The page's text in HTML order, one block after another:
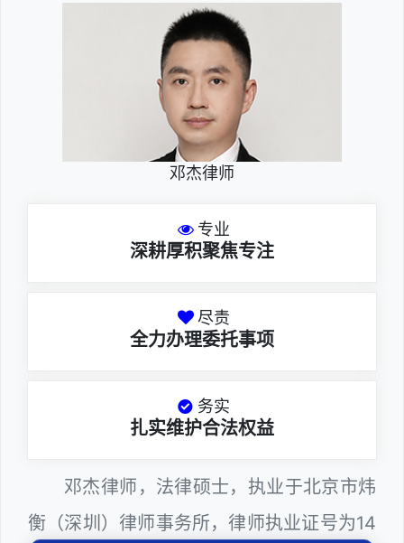
邓杰律师
专业
深耕厚积聚焦专注
尽责
全力办理委托事项
务实
扎实维护合法权益
邓杰律师，法律硕士，执业于北京市炜
衡（深圳）律师事务所，律师执业证号为14